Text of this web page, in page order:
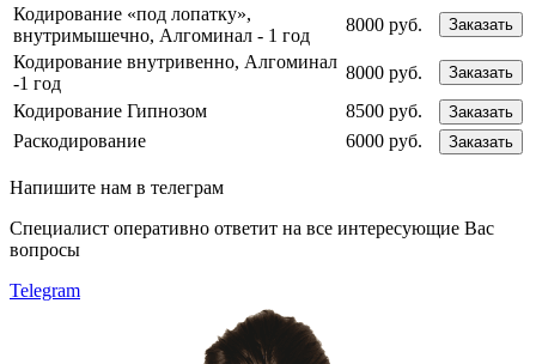
Кодирование «под лопатку»,
внутримышечно, Алгоминал - 1 год
8000 руб. Заказать
Кодирование внутривенно, Алгоминал
-1 год
8000 руб. Заказать
Кодирование Гипнозом 8500 руб. Заказать
Раскодирование 6000 руб. Заказать
Напишите нам в телеграм
Специалист оперативно ответит на все интересующие Вас
вопросы
Telegram